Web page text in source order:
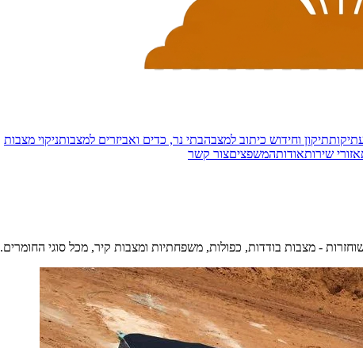
תיקון וחידוש כיתוב למצבהבתי נר, כדים ואביזרים למצבותניקוי מצבות
אזורי שירותאודותהמשפציםצור קשר
- מצבות בודדות, כפולות, משפחתיות ומצבות קיר, מכל סוגי החומרים.